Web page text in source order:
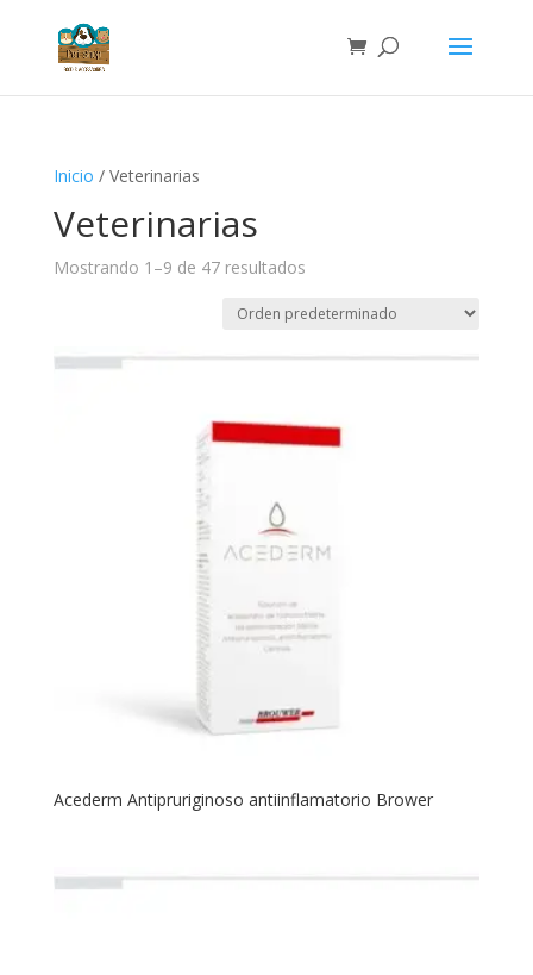
Inicio / Veterinarias
Veterinarias
Mostrando 1–9 de 47 resultados
Acederm Antipruriginoso antiinflamatorio Brower